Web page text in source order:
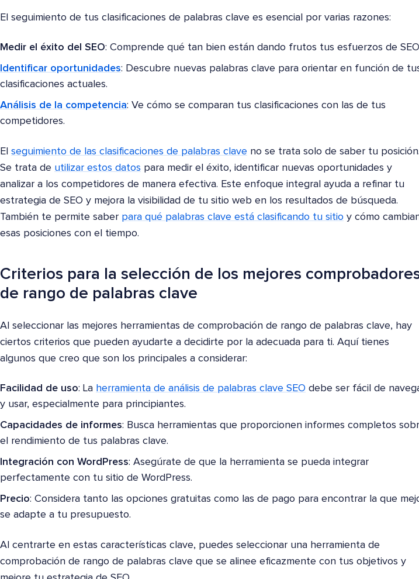
El seguimiento de tus clasificaciones de palabras clave es esencial por varias razones:
Medir el éxito del SEO: Comprende qué tan bien están dando frutos tus esfuerzos de
Identificar oportunidades: Descubre nuevas palabras clave para orientar en función de
clasificaciones actuales.
Análisis de la competencia: Ve cómo se comparan tus clasificaciones con las de tus
competidores.
El seguimiento de las clasificaciones de palabras clave no se trata solo de saber tu posición.
Se trata de utilizar estos datos para medir el éxito, identificar nuevas oportunidades y
analizar a los competidores de manera efectiva. Este enfoque integral ayuda a refinar tu
estrategia de SEO y mejora la visibilidad de tu sitio web en los resultados de búsqueda.
También te permite saber para qué palabras clave está clasificando tu sitio y cómo
esas posiciones con el tiempo.
Criterios para la selección de los mejores
de rango de palabras clave
Al seleccionar las mejores herramientas de comprobación de rango de palabras clave, hay
ciertos criterios que pueden ayudarte a decidirte por la adecuada para ti. Aquí tienes
algunos que creo que son los principales a considerar:
Facilidad de uso: La herramienta de análisis de palabras clave SEO debe ser fácil de
y usar, especialmente para principiantes.
Capacidades de informes: Busca herramientas que proporcionen informes completos
el rendimiento de tus palabras clave.
Integración con WordPress: Asegúrate de que la herramienta se pueda integrar
perfectamente con tu sitio de WordPress.
Precio: Considera tanto las opciones gratuitas como las de pago para encontrar la que
se adapte a tu presupuesto.
Al centrarte en estas características clave, puedes seleccionar una herramienta de
comprobación de rango de palabras clave que se alinee eficazmente con tus objetivos y